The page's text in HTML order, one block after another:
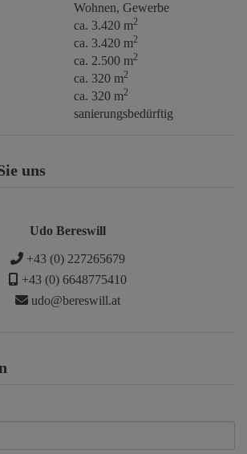
Wohnen Gewerbe
ca. 3.420 m2
ca. 3.420 m2
ca. 2.500 m2
ca. 320 m2
ca. 320 m2
sanierungsbedürftig
uns
Udo Bereswill
+43 (0) 227265679
+43 (0) 6648775410
udo@bereswill.at